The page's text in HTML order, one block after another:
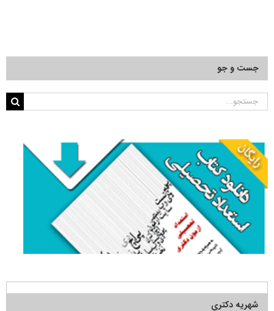
جست و جو
جستجو
شهریه دکتری